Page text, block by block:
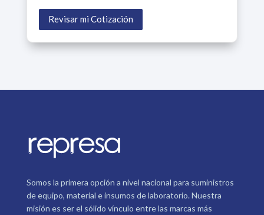
Revisar mi Cotización
Somos la primera opción a nivel nacional para suministros
de equipo, material e insumos de laboratorio. Nuestra
misión es ser el sólido vínculo entre las marcas más